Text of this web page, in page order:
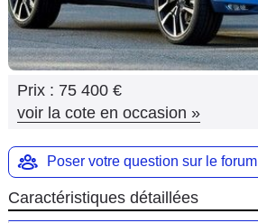
Moto
Prix : 75 400 €
voir la cote en occasion »
Poser votre question sur le forum
Caractéristiques détaillées